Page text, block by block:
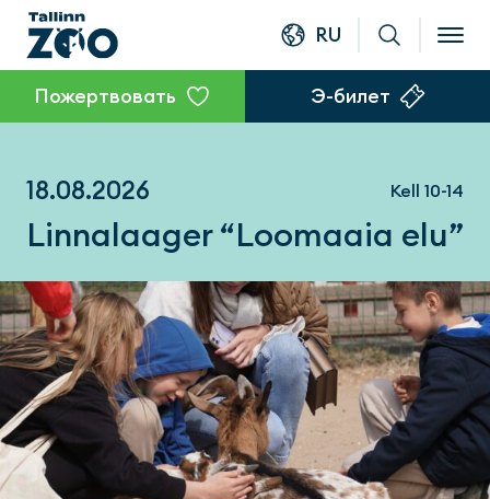
RU
Пожертвовать Э-билет
18.08.2026 Kell 10-14
Linnalaager “Loomaaia elu”